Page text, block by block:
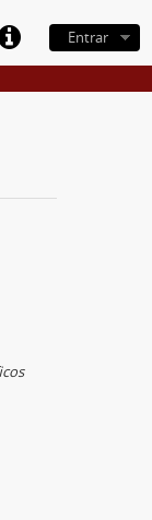
Entrar